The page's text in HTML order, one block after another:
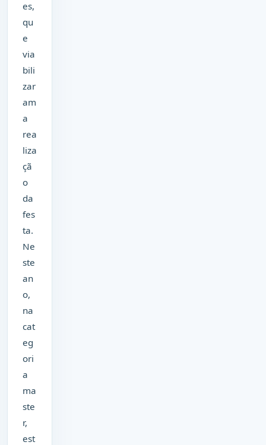
es,
qu
e
via
bili
zar
am
a
rea
liza
çã
o
da
fes
ta.
Ne
ste
an
o,
na
cat
eg
ori
a
ma
ste
r,
est